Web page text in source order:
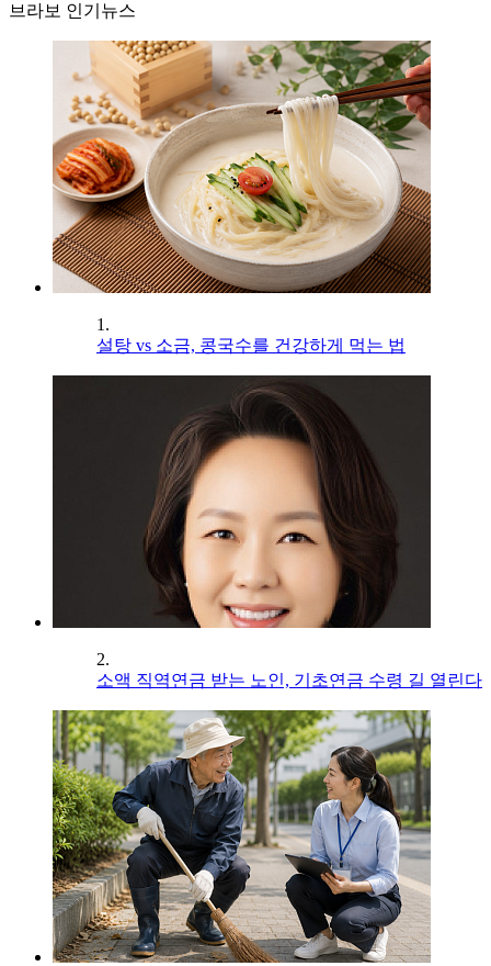
브라보 인기뉴스
1.
설탕 vs 소금, 콩국수를 건강하게 먹는 법
2.
소액 직역연금 받는 노인, 기초연금 수령 길 열린다